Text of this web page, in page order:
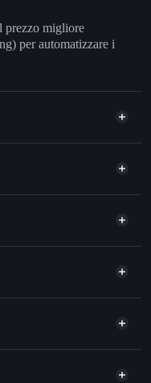
prezzo migliore
per automatizzare i
Solana al prezzo
l’Aggregatore di
Solflare
Aggregatore di